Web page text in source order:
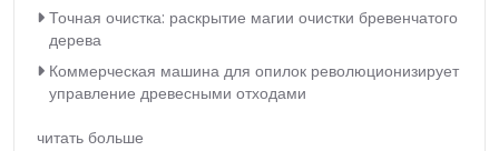
Точная очистка: раскрытие магии очистки бревенчатого
дерева
Коммерческая машина для опилок революционизирует
управление древесными отходами
читать больше